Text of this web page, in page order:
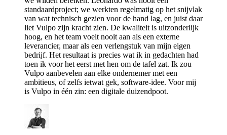
standaardproject; we werkten regelmatig op het snijvlak
van wat technisch gezien voor de hand lag, en juist daar
liet Vulpo zijn kracht zien. De kwaliteit is uitzonderlijk
hoog, en het team voelt nooit aan als een externe
leverancier, maar als een verlengstuk van mijn eigen
bedrijf. Het resultaat is precies wat ik in gedachten had
toen ik voor het eerst met hen om de tafel zat. Ik zou
Vulpo aanbevelen aan elke ondernemer met een
ambitieus, of zelfs ietwat gek, software-idee. Voor mij
is Vulpo in één zin: een digitale duizendpoot.